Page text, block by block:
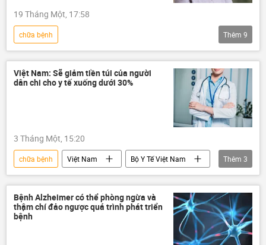
19 Tháng Một, 17:58
chữa bệnh
Chiến dịch quân sự đặc biệt tại Ukraina
Ukraina
tù binh
Cuộc khủng hoảng ở Ukraina
Chính trị
Thêm 9
Việt Nam: Sẽ giảm tiền túi của người
dân chi cho y tế xuống dưới 30%
3 Tháng Một, 15:20
chữa bệnh Việt Nam
Bộ Y Tế Việt Nam
y tế
thông tin bảo hiểm
Thêm 3
Bệnh Alzheimer có thể phòng ngừa và
thậm chí đảo ngược quá trình phát triển
bệnh